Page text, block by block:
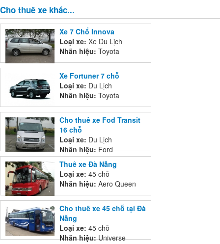
Cho thuê xe khác...
Xe 7 Chổ Innova
Loại xe: Xe Du Lịch
Nhãn hiệu: Toyota
Xe Fortuner 7 chỗ
Loại xe: Du Lịch
Nhãn hiệu: Toyota
Cho thuê xe Fod Transit
16 chỗ
Loại xe: Du Lịch
Nhãn hiệu:Ford
Thuê xe Đà Nẵng
Loại xe: 45 chỗ
Nhãn hiệu: Aero Queen
Cho thuê xe 45 chỗ tại Đà
Nẵng
Loại xe: 45 chỗ
Nhãn hiệu:Universe